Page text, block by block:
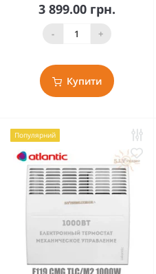
3 899.00 грн.
- +
Купити
Популярний